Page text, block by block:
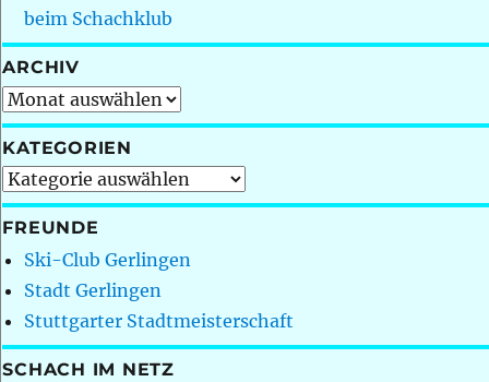
beim Schachklub
ARCHIV
Archiv
KATEGORIEN
Kategorien
FREUNDE
Ski-Club Gerlingen
Stadt Gerlingen
Stuttgarter Stadtmeisterschaft
SCHACH IM NETZ